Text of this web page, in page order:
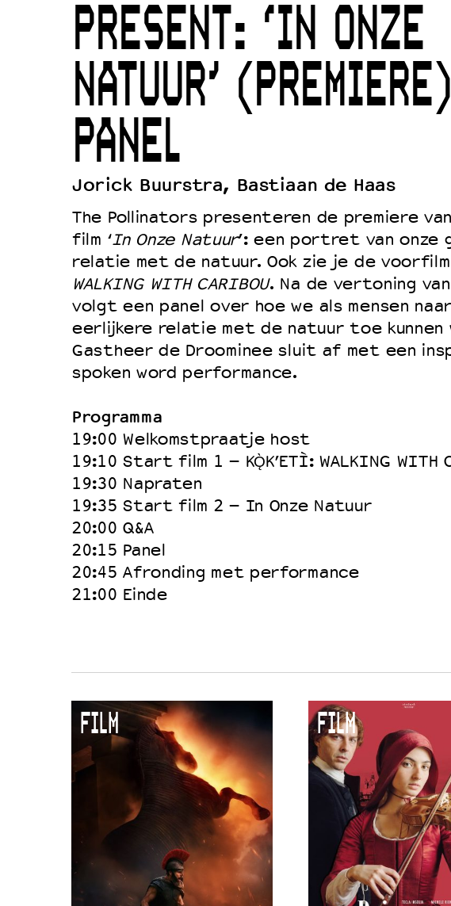
Duurzaamheid
Culturele boycot Israël
Ruimte voor artistieke vrijheid – VNPF
PRESENT: ‘IN ONZE
NATUUR’
PANEL
Jorick Buurstra, Bastiaan de Haas
The Pollinators presenteren de premiere
film ‘In Onze Natuur’: een portret van onze
relatie met de natuur. Ook zie je de voorfilm
WALKING WITH CARIBOU. Na de vertoning
volgt een panel over hoe we als mensen
eerlijkere relatie met de natuur toe kunnen
Gastheer de Droominee sluit af met een
spoken word performance.
Programma
19:00 Welkomstpraatje host
19:10 Start film 1 – KǪ̀K’ETÌ: WALKING WITH
19:30 Napraten
19:35 Start film 2 – In Onze Natuur
20:00 Q&A
20:15 Panel
20:45 Afronding met performance
21:00 Einde
FILM FILM